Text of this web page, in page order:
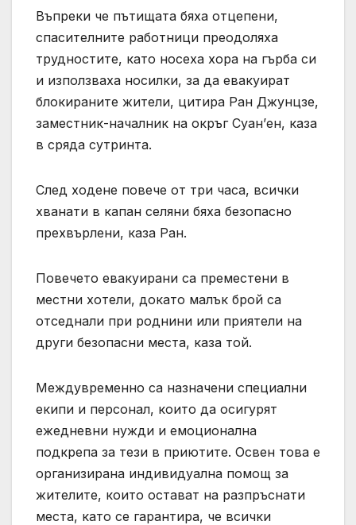
Въпреки че пътищата бяха отцепени,
спасителните работници преодоляха
трудностите, като носеха хора на гърба си
и използваха носилки, за да евакуират
блокираните жители, цитира Ран Джунцзе,
заместник-началник на окръг Суан’ен, каза
в сряда сутринта.
След ходене повече от три часа, всички
хванати в капан селяни бяха безопасно
прехвърлени, каза Ран.
Повечето евакуирани са преместени в
местни хотели, докато малък брой са
отседнали при роднини или приятели на
други безопасни места, каза той.
Междувременно са назначени специални
екипи и персонал, които да осигурят
ежедневни нужди и емоционална
подкрепа за тези в приютите. Освен това е
организирана индивидуална помощ за
жителите, които остават на разпръснати
места, като се гарантира, че всички